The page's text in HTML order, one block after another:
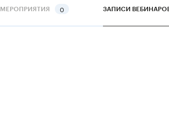
МЕРОПРИЯТИЯ 0 ЗАПИСИ